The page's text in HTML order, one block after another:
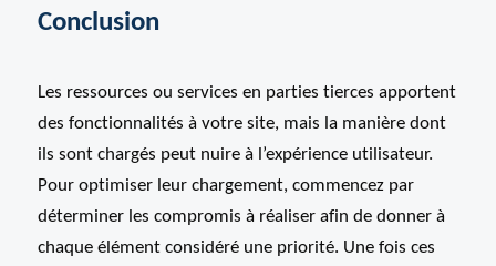
Conclusion
Les ressources ou services en parties tierces apportent
des fonctionnalités à votre site, mais la manière dont
ils sont chargés peut nuire à l’expérience utilisateur.
Pour optimiser leur chargement, commencez par
déterminer les compromis à réaliser afin de donner à
chaque élément considéré une priorité. Une fois ces